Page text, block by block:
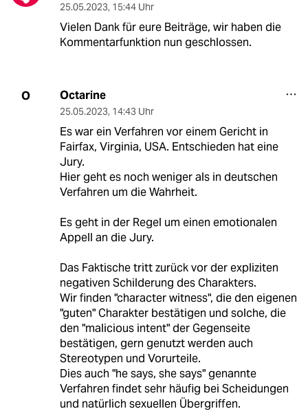
25.05.2023, 15:44 Uhr
Vielen Dank für eure Beiträge, wir haben die
Kommentarfunktion nun geschlossen.
O Octarine
25.05.2023, 14:43 Uhr
Es war ein Verfahren vor einem Gericht in
Fairfax, Virginia, USA. Entschieden hat eine
Jury.
Hier geht es noch weniger als in deutschen
Verfahren um die Wahrheit.
Es geht in der Regel um einen emotionalen
Appell an die Jury.
Das Faktische tritt zurück vor der expliziten
negativen Schilderung des Charakters.
Wir finden "character witness", die den eigenen
"guten" Charakter bestätigen und solche, die
den "malicious intent" der Gegenseite
bestätigen, gern genutzt werden auch
Stereotypen und Vorurteile.
Dies auch "he says, she says" genannte
Verfahren findet sehr häufig bei Scheidungen
und natürlich sexuellen Übergriffen.